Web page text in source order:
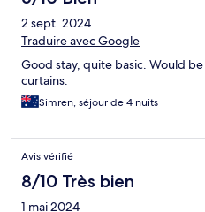
2 sept. 2024
Traduire avec Google
Good stay, quite basic. Would
curtains.
Simren, séjour de 4 nuits
Avis vérifié
8/10 Très bien
1 mai 2024